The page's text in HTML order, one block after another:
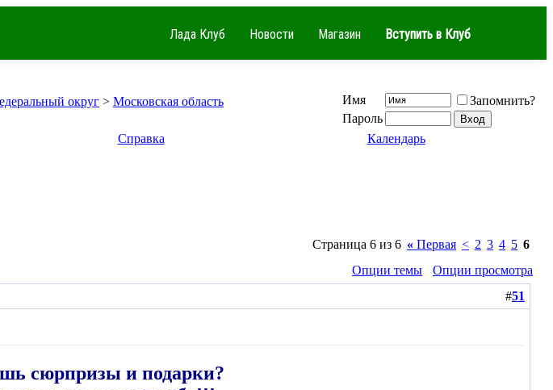
Лада Клуб Новости Магазин Вступить в Клуб
округ > Московская область Имя
Запомнить?
Пароль
Справка Календарь
Страница 6 из 6 « Первая < 2 3 4 5 6
Опции темы
Опции просмотра
#51
сюрпризы и подарки?